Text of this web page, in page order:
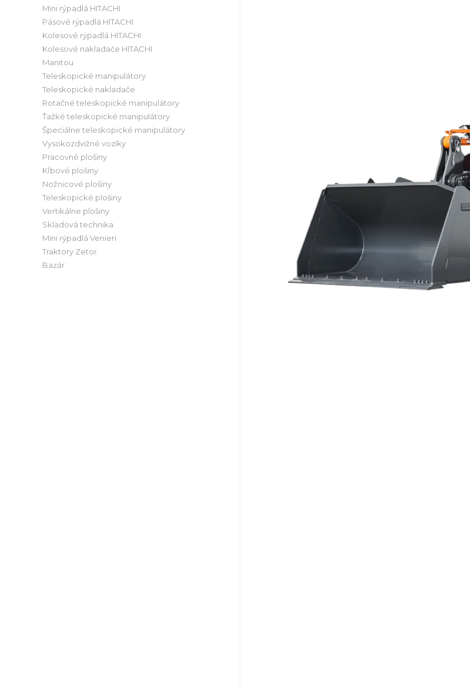
Mini rýpadlá HITACHI
Pásové rýpadlá HITACHI
Kolesové rýpadlá HITACHI
Kolesové nakladače HITACHI
Manitou
Teleskopické manipulátory
Teleskopické nakladače
Rotačné teleskopické manipulátory
Ťažké teleskopické manipulátory
Špeciálne teleskopické manipulátory
Vysokozdvižné vozíky
Pracovné plošiny
Kĺbové plošiny
Nožnicové plošiny
Teleskopické plošiny
Vertikálne plošiny
Skladová technika
Mini rýpadlá Venieri
Traktory Zetor
Bazár